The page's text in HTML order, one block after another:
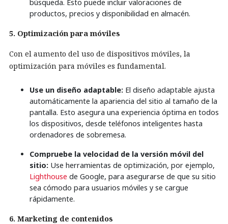
búsqueda. Esto puede incluir valoraciones de
productos, precios y disponibilidad en almacén.
5. Optimización para móviles
Con el aumento del uso de dispositivos móviles, la
optimización para móviles es fundamental.
Use un diseño adaptable: El diseño adaptable ajusta
automáticamente la apariencia del sitio al tamaño de la
pantalla. Esto asegura una experiencia óptima en todos
los dispositivos, desde teléfonos inteligentes hasta
ordenadores de sobremesa.
Compruebe la velocidad de la versión móvil del
sitio: Use herramientas de optimización, por ejemplo,
Lighthouse de Google, para asegurarse de que su sitio
sea cómodo para usuarios móviles y se cargue
rápidamente.
6. Marketing de contenidos